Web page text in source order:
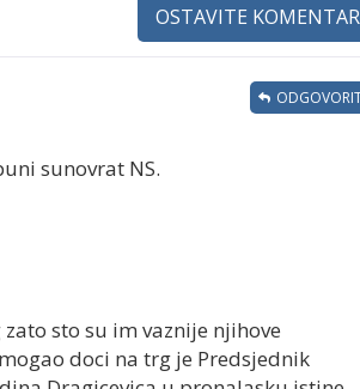
OSTAVITE KOMENTAR
sunovrat NS.
sto su im vaznije njihove
doci na trg je Predsjednik